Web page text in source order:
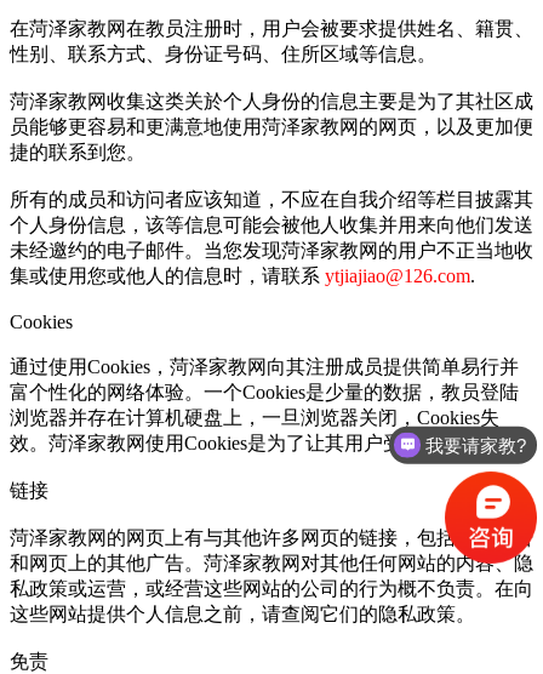
在菏泽家教网在教员注册时，用户会被要求提供姓名、籍贯、
性别、联系方式、身份证号码、住所区域等信息。
菏泽家教网收集这类关於个人身份的信息主要是为了其社区成
员能够更容易和更满意地使用菏泽家教网的网页，以及更加便
捷的联系到您。
所有的成员和访问者应该知道，不应在自我介绍等栏目披露其
个人身份信息，该等信息可能会被他人收集并用来向他们发送
未经邀约的电子邮件。当您发现菏泽家教网的用户不正当地收
集或使用您或他人的信息时，请联系 ytjiajiao@126.com.
Cookies
通过使用Cookies，菏泽家教网向其注册成员提供简单易行并
富个性化的网络体验。一个Cookies是少量的数据，教员登陆
浏览器并存在计算机硬盘上，一旦浏览器关闭，Cookies失
效。菏泽家教网使用Cookies是为了让其用户受益。
链接
菏泽家教网的网页上有与其他许多网页的链接，包括旗帜广告
和网页上的其他广告。菏泽家教网对其他任何网站的内容、隐
私政策或运营，或经营这些网站的公司的行为概不负责。在向
这些网站提供个人信息之前，请查阅它们的隐私政策。
免责
我要请家教?